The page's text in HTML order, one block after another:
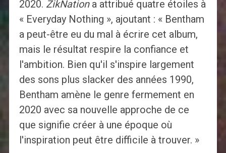
2020. ZikNation a attribué quatre étoiles à
« Everyday Nothing », ajoutant : « Bentham
a peut-être eu du mal à écrire cet album,
mais le résultat respire la confiance et
l'ambition. Bien qu'il s'inspire largement
des sons plus slacker des années 1990,
Bentham amène le genre fermement en
2020 avec sa nouvelle approche de ce
que signifie créer à une époque où
l'inspiration peut être difficile à trouver. »